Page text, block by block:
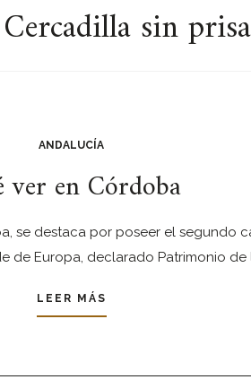
sin
ANDALUCÍA
ver en Córdoba
se destaca por poseer el segundo
de Europa, declarado Patrimonio de
LEER MÁS